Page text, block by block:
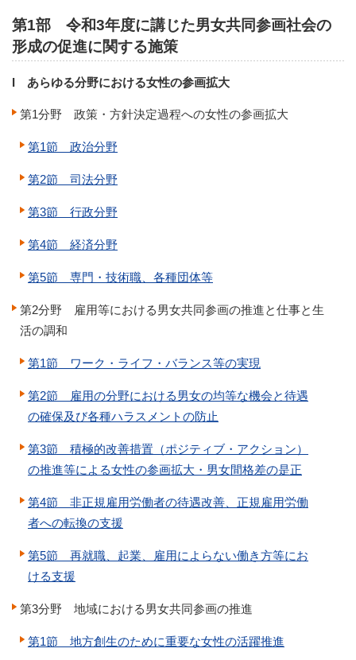
第1部 令和3年度に講じた男女共同参画社会の
形成の促進に関する施策
I あらゆる分野における女性の参画拡大
第1分野 政策・方針決定過程への女性の参画拡大
第1節 政治分野
第2節 司法分野
第3節 行政分野
第4節 経済分野
第5節 専門・技術職、各種団体等
第2分野 雇用等における男女共同参画の推進と仕事と生
活の調和
第1節 ワーク・ライフ・バランス等の実現
第2節 雇用の分野における男女の均等な機会と待遇
の確保及び各種ハラスメントの防止
第3節 積極的改善措置（ポジティブ・アクション）
の推進等による女性の参画拡大・男女間格差の是正
第4節 非正規雇用労働者の待遇改善、正規雇用労働
者への転換の支援
第5節 再就職、起業、雇用によらない働き方等にお
ける支援
第3分野 地域における男女共同参画の推進
第1節 地方創生のために重要な女性の活躍推進